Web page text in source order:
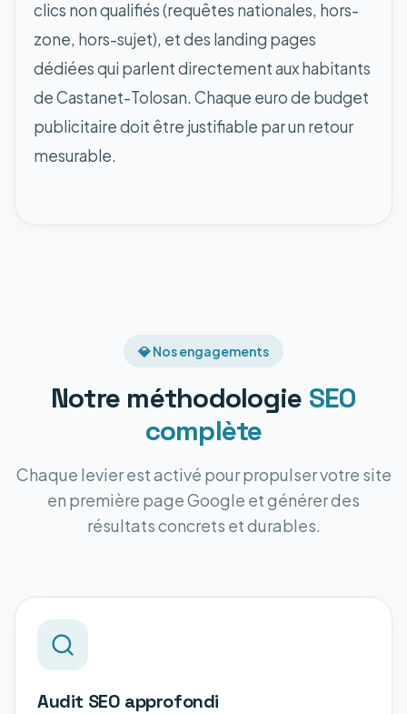
clics non qualifiés (requêtes nationales, hors-
zone, hors-sujet), et des landing pages
dédiées qui parlent directement aux habitants
de Castanet-Tolosan. Chaque euro de budget
publicitaire doit être justifiable par un retour
mesurable.
💎 Nos engagements
Notre méthodologie SEO
complète
Chaque levier est activé pour propulser votre site
en première page Google et générer des
résultats concrets et durables.
Audit SEO approfondi